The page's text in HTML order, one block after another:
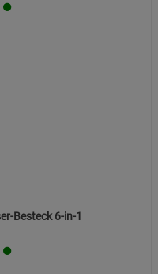
Besteck 6-in-1